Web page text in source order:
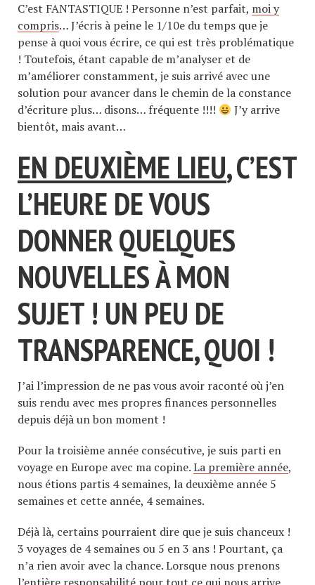
C’est FANTASTIQUE ! Personne n’est parfait, moi y
compris… J’écris à peine le 1/10e du temps que je
pense à quoi vous écrire, ce qui est très problématique
! Toutefois, étant capable de m’analyser et de
m’améliorer constamment, je suis arrivé avec une
solution pour avancer dans le chemin de la constance
d’écriture plus… disons… fréquente !!!!
J’y arrive
bientôt, mais avant…
EN DEUXIÈME LIEU, C’EST
L’HEURE DE VOUS
DONNER QUELQUES
NOUVELLES À MON
SUJET ! UN PEU DE
TRANSPARENCE, QUOI !
J’ai l’impression de ne pas vous avoir raconté où j’en
suis rendu avec mes propres finances personnelles
depuis déjà un bon moment !
Pour la troisième année consécutive, je suis parti en
voyage en Europe avec ma copine.La première année,
nous étions partis 4 semaines, la deuxième année 5
semaines et cette année, 4 semaines.
Déjà là, certains pourraient dire que je suis chanceux !
3 voyages de 4 semaines ou 5 en 3 ans ! Pourtant, ça
n’a rien avoir avec la chance. Lorsque nous prenons
l’entière responsabilité pour tout ce qui nous arrive